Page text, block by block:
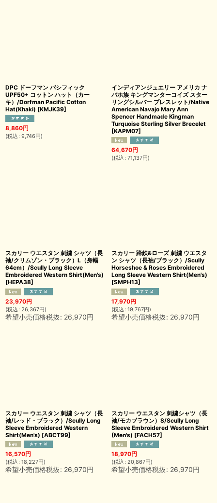
DPC ドーフマン パシフィック
UPF50+ コットン ハット（カー
キ）/Dorfman Pacific Cotton
Hat(Khaki) [KMJK39]
8,860円
(税込 : 9,746円)
インディアンジュエリー アメリカ ナ
バホ族 キングマンターコイズ スター
リングシルバー ブレスレット/Native
American Navajo Mary Ann
Spencer Handmade Kingman
Turquoise Sterling Silver Brecelet
[KAPM07]
64,670円
(税込 : 71,137円)
スカリー ウエスタン 刺繍 シャツ（長
袖/クリムゾン・ブラック）L（身幅
64cm）/Scully Long Sleeve
Embroidered Western Shirt(Men's)
[HEPA38]
23,970円
(税込 : 26,367円)
希望小売価格税抜: 26,970円
スカリー 蹄鉄&ローズ 刺繍 ウエスタ
ン シャツ（長袖/ブラック）/Scully
Horseshoe & Roses Embroidered
Long Sleeve Western Shirt(Men's)
[SMPH13]
17,970円
(税込 : 19,767円)
希望小売価格税抜: 26,970円
スカリー ウエスタン 刺繍 シャツ（長
袖/レッド・ブラック）/Scully Long
Sleeve Embroidered Western
Shirt(Men's) [ABCT99]
16,570円
(税込 : 18,227円)
希望小売価格税抜: 26,970円
スカリー ウエスタン 刺繍シャツ（長
袖/モカブラウン）S/Scully Long
Sleeve Embroidered Western Shirt
(Men's) [FACH57]
18,970円
(税込 : 20,867円)
希望小売価格税抜: 26,970円